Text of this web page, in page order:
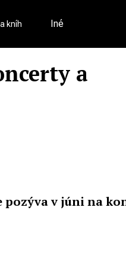
kníh Iné
a
pozýva v júni na